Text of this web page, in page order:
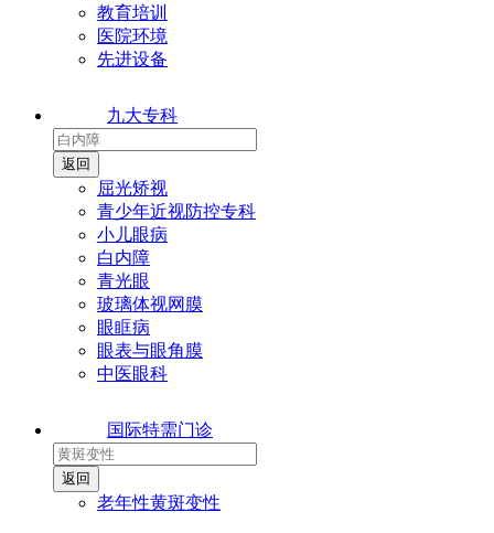
教育培训
医院环境
先进设备
九大专科
屈光矫视
青少年近视防控专科
小儿眼病
白内障
青光眼
玻璃体视网膜
眼眶病
眼表与眼角膜
中医眼科
国际特需门诊
老年性黄斑变性